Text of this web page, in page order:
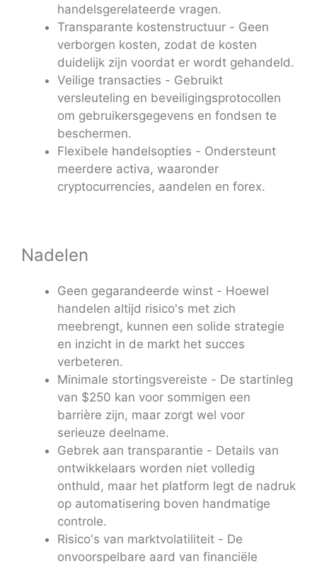
handelsgerelateerde vragen.
Transparante kostenstructuur - Geen
verborgen kosten, zodat de kosten
duidelijk zijn voordat er wordt gehandeld.
Veilige transacties - Gebruikt
versleuteling en beveiligingsprotocollen
om gebruikersgegevens en fondsen te
beschermen.
Flexibele handelsopties - Ondersteunt
meerdere activa, waaronder
cryptocurrencies, aandelen en forex.
Nadelen
Geen gegarandeerde winst - Hoewel
handelen altijd risico's met zich
meebrengt, kunnen een solide strategie
en inzicht in de markt het succes
verbeteren.
Minimale stortingsvereiste - De startinleg
van $250 kan voor sommigen een
barrière zijn, maar zorgt wel voor
serieuze deelname.
Gebrek aan transparantie - Details van
ontwikkelaars worden niet volledig
onthuld, maar het platform legt de nadruk
op automatisering boven handmatige
controle.
Risico's van marktvolatiliteit - De
onvoorspelbare aard van financiële